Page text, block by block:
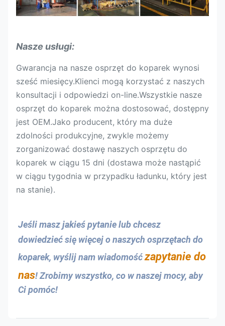
Nasze usługi:
Gwarancja na nasze osprzęt do koparek wynosi
sześć miesięcy.Klienci mogą korzystać z naszych
konsultacji i odpowiedzi on-line.Wszystkie nasze
osprzęt do koparek można dostosować, dostępny
jest OEM.Jako producent, który ma duże
zdolności produkcyjne, zwykle możemy
zorganizować dostawę naszych osprzętu do
koparek w ciągu 15 dni (dostawa może nastąpić
w ciągu tygodnia w przypadku ładunku, który jest
na stanie).
Jeśli masz jakieś pytanie lub chcesz
dowiedzieć się więcej o naszych osprzętach do
koparek, wyślij nam wiadomość zapytanie do
nas! Zrobimy wszystko, co w naszej mocy, aby
Ci pomóc!